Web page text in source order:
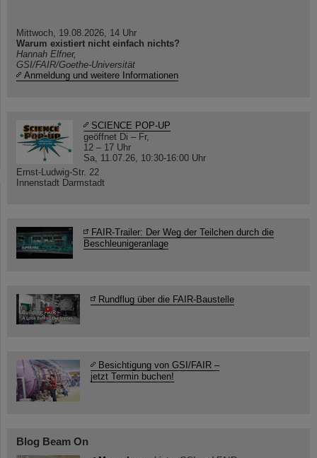
Mittwoch, 19.08.2026, 14 Uhr
Warum existiert nicht einfach nichts?
Hannah Elfner,
GSI/FAIR/Goethe-Universität
Anmeldung und weitere Informationen
SCIENCE POP-UP
geöffnet Di – Fr,
12 – 17 Uhr
Sa, 11.07.26, 10:30-16:00 Uhr
Ernst-Ludwig-Str. 22
Innenstadt Darmstadt
FAIR-Trailer: Der Weg der Teilchen durch die
Beschleunigeranlage
Rundflug über die FAIR-Baustelle
Besichtigung von GSI/FAIR –
jetzt Termin buchen!
Blog Beam On